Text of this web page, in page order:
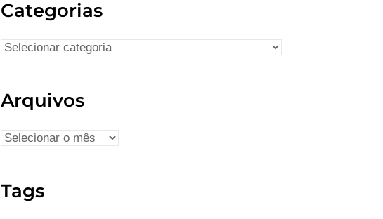
Categorias
Arquivos
Tags